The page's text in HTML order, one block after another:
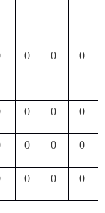
0 0 0
0 0 0
0 0 0
0 0 0